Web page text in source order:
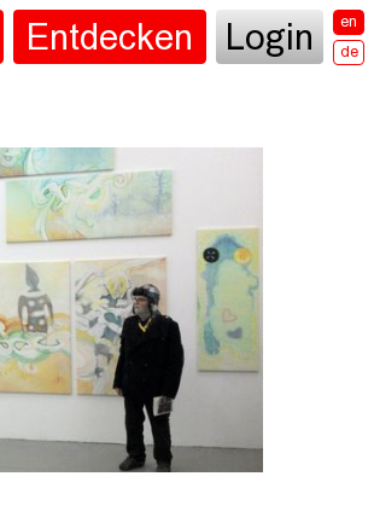
Entdecken Login
en
de